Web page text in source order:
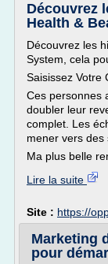
Découvrez
Health &
Découvrez les
System, cela
Saisissez Votre
Ces personnes
doubler leur
complet. Les
mener vers des
Ma plus belle
Lire la suite
Site : https://
Marketing
pour